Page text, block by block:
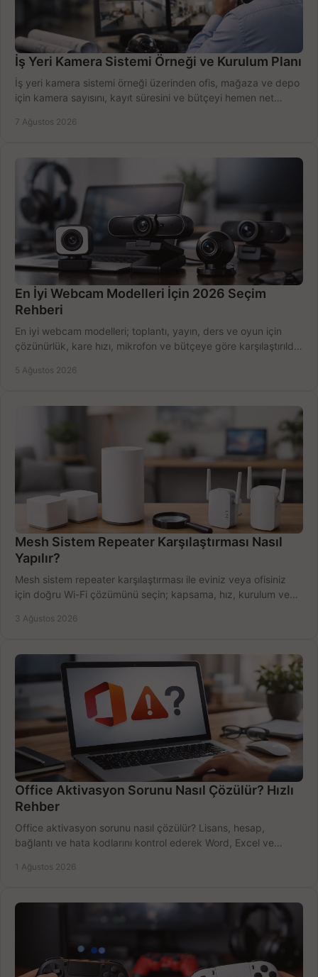
İş Yeri Kamera Sistemi Örneği ve Kurulum Planı
İş yeri kamera sistemi örneği üzerinden ofis, mağaza ve depo
için kamera sayısını, kayıt süresini ve bütçeyi hemen net
7 Ağustos 2026
En İyi Webcam Modelleri İçin 2026 Seçim
Rehberi
En iyi webcam modelleri; toplantı, yayın, ders ve oyun için
çözünürlük, kare hızı, mikrofon ve bütçeye göre karşılaştırıldı.
5 Ağustos 2026
Mesh Sistem Repeater Karşılaştırması Nasıl
Yapılır?
Mesh sistem repeater karşılaştırması ile eviniz veya ofisiniz
için doğru Wi-Fi çözümünü seçin; kapsama, hız, kurulum ve
3 Ağustos 2026
Office Aktivasyon Sorunu Nasıl Çözülür? Hızlı
Rehber
Office aktivasyon sorunu nasıl çözülür? Lisans, hesap,
bağlantı ve hata kodlarını kontrol ederek Word, Excel ve
1 Ağustos 2026